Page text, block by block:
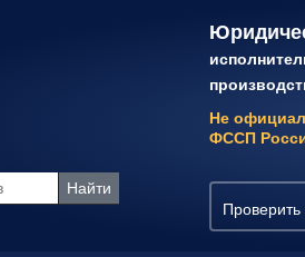
Не
ФССП
Проверить